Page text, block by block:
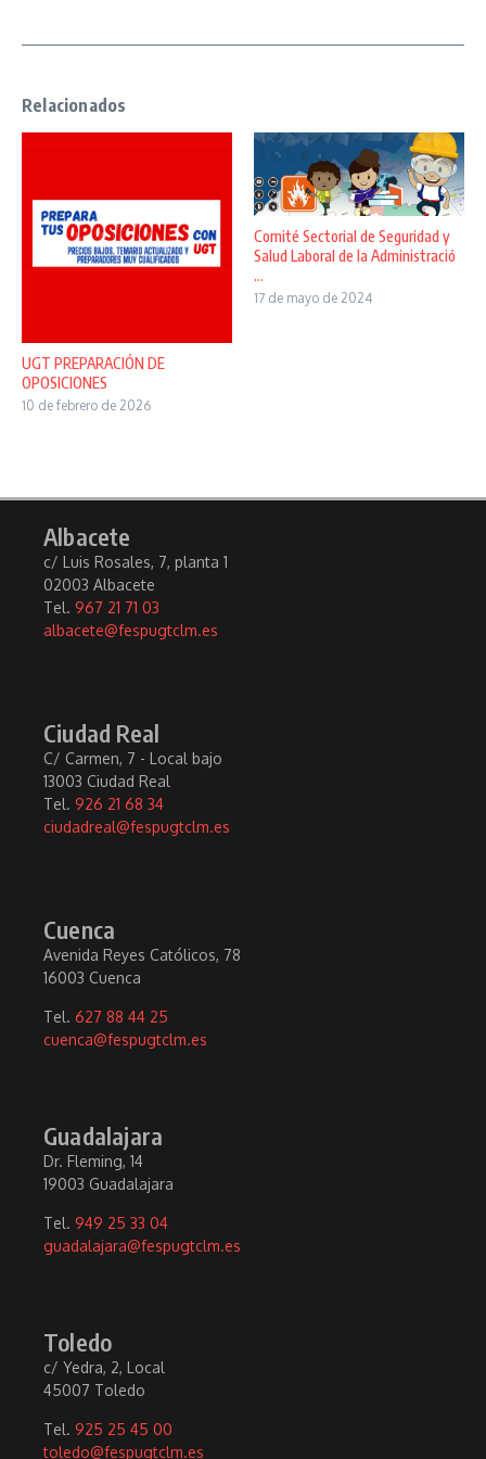
Relacionados
UGT PREPARACIÓN DE
OPOSICIONES
10 de febrero de 2026
Comité Sectorial de Seguridad y
Salud Laboral de la Administració
...
17 de mayo de 2024
Albacete
c/ Luis Rosales, 7, planta 1
02003 Albacete
Tel. 967 21 71 03
albacete@fespugtclm.es
Ciudad Real
C/ Carmen, 7 - Local bajo
13003 Ciudad Real
Tel. 926 21 68 34
ciudadreal@fespugtclm.es
Cuenca
Avenida Reyes Católicos, 78
16003 Cuenca
Tel. 627 88 44 25
cuenca@fespugtclm.es
Guadalajara
Dr. Fleming, 14
19003 Guadalajara
Tel. 949 25 33 04
guadalajara@fespugtclm.es
Toledo
c/ Yedra, 2, Local
45007 Toledo
Tel. 925 25 45 00
toledo@fespugtclm.es